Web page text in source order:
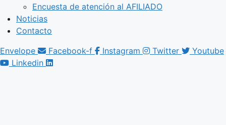
Encuesta de atención al AFILIADO
Noticias
Contacto
Envelope
Facebook-f Instagram Twitter
Youtube
Linkedin